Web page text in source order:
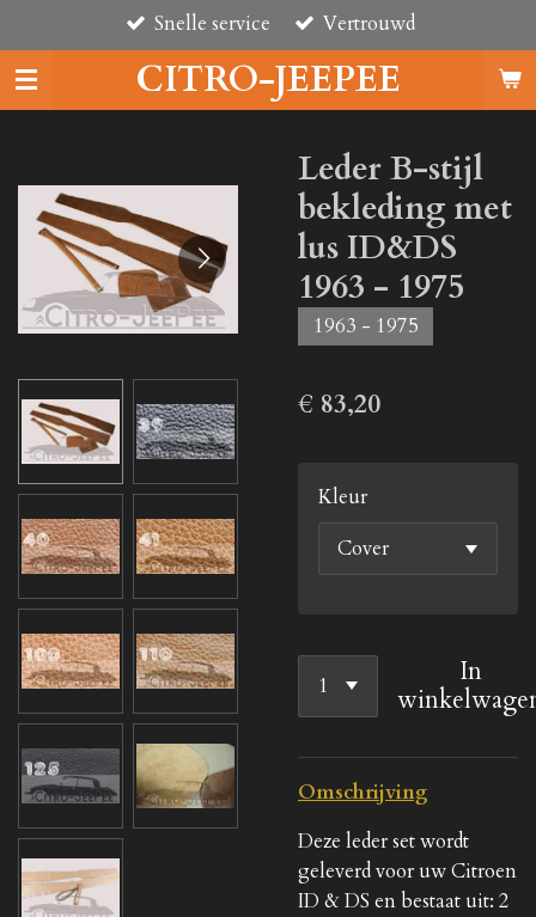
direct
naar
de
CITRO-JEEPEE
Snelle service Vertrouwd
Leder B-stijl
bekleding met
lus ID&DS
1963 - 1975
1963 - 1975
€ 83,20
Kleur
In
Omschrijving
Deze leder set wordt
geleverd voor uw Citroen
ID & DS en bestaat uit: 2